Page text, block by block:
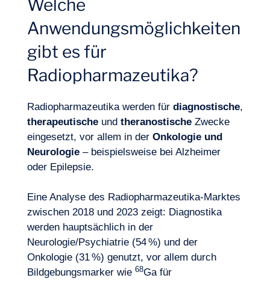
Unser Abenteuer
Welche
Anwendungsmöglichkeiten
gibt es für
Radiopharmazeutika?
Radiopharmazeutika werden für diagnostische,
therapeutischeund theranostische Zwecke
eingesetzt, vor allem in der Onkologie und
Neurologie– beispielsweise bei Alzheimer
oder Epilepsie.
Eine Analyse des Radiopharmazeutika-Marktes
zwischen 2018 und 2023 zeigt: Diagnostika
werden hauptsächlich in der
Neurologie/Psychiatrie (54 %) und der
Onkologie (31 %) genutzt, vor allem durch
Bildgebungsmarker wie 68Ga für